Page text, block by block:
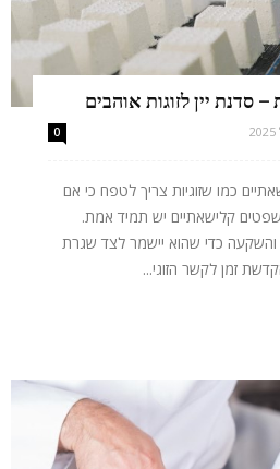
סדנת יין לזוגות אוהבים
0
כמו שזוגיות צריך לטפח כי אם
קלישאתיים יש תמיד אמת.
והשקעה כדי שהוא יישמר לצד שגרת
זמן לקשר הזוגי...